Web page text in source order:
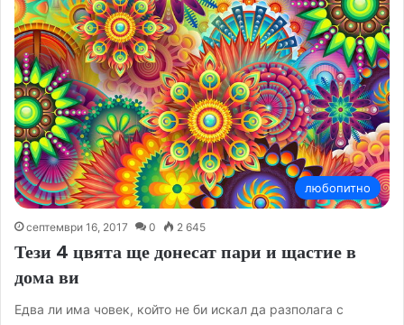
любопитно
септември 16, 2017 0 2 645
Тези 4 цвята ще донесат пари и щастие в
дома ви
Едва ли има човек, който не би искал да разполага с